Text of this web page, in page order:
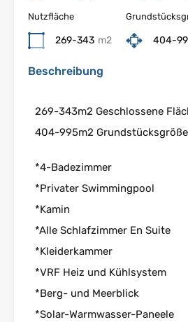
Nutzfläche
269-343 m2 404-
Beschreibung
269-343m2 Geschlossene
404-995m2 Grundstücksgröße
*4-Badezimmer
*Privater Swimmingpool
*Kamin
*Alle Schlafzimmer En Suite
*Kleiderkammer
*VRF Heiz und Kühlsystem
*Berg- und Meerblick
*Solar-Warmwasser-Paneele